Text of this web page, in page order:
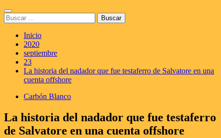
Saltar
al
contenido
Menú
principal
Buscar:
Inicio
2020
septiembre
23
La historia del nadador que fue testaferro de Salvatore en una
cuenta offshore
Carbón Blanco
La historia del nadador que fue testaferro
de Salvatore en una cuenta offshore